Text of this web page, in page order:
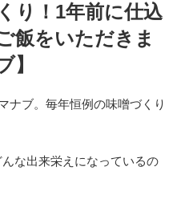
り！1年前に仕込
飯をいただきま
】
ナブ。毎年恒例の味噌づくり
な出来栄えになっているの